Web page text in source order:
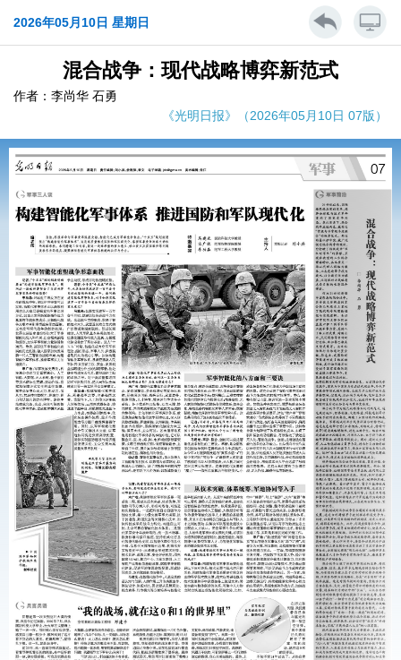
2026年05月10日 星期日
混合战争：现代战略博弈新范式
作者：李尚华 石勇
《光明日报》（2026年05月10日 07版）